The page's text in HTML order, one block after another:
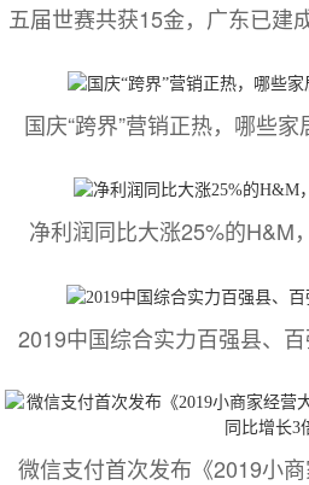
五届世赛共获15金，广东已建
国庆“跨界”营销正热，哪些家
净利润同比大涨25%的H&M
2019中国综合实力百强县、
微信支付首次发布《2019小